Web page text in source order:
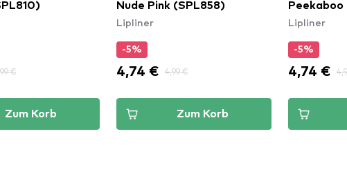
€
Zum Korb
Nude Pink (SPL858)
Lipliner
-5%
4,74 € 4,99 €
Zum Korb
Peekaboo
(SPL860)
Lipliner
-5%
4,74 €